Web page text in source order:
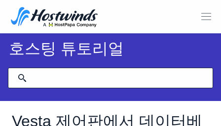
호스팅 튜토리얼
Vesta 제어판에서 데이터베